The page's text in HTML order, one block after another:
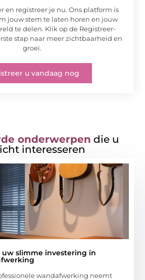
en registreer je nu. Ons platform is
jouw stem te laten horen en jouw
te delen. Klik op de Registreer-
stap naar meer zichtbaarheid en
groei.
u vandaag nog
onderwerpen die u
interesseren
uw slimme investering in
wandafwerking neemt